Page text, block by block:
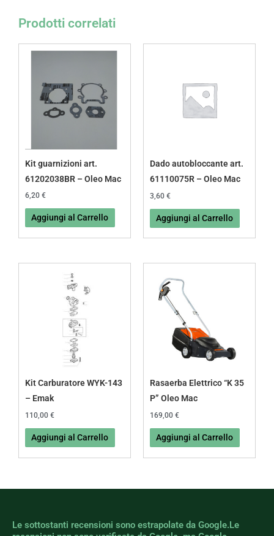
Prodotti correlati
Kit guarnizioni art.
61202038BR – Oleo Mac
6,20 €
Aggiungi al Carrello
Dado autobloccante art.
61110075R – Oleo Mac
3,60 €
Aggiungi al Carrello
Kit Carburatore WYK-143
– Emak
110,00 €
Aggiungi al Carrello
Rasaerba Elettrico “K 35
P” Oleo Mac
169,00 €
Aggiungi al Carrello
Le sottostanti recensioni sono estrapolate da Google.Le